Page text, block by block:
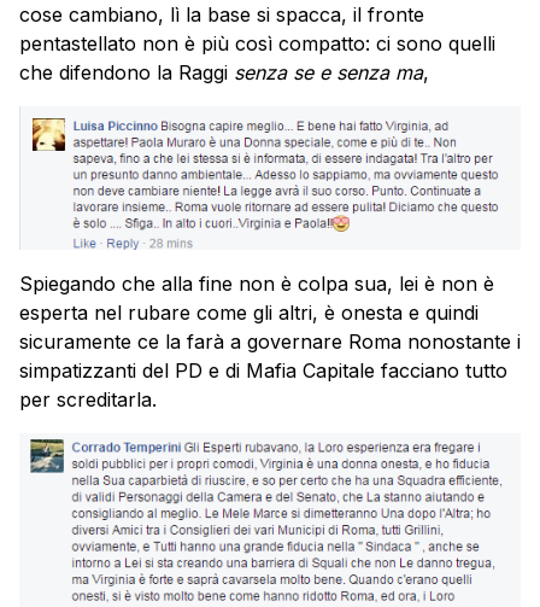
cose cambiano, lì la base si spacca, il fronte
pentastellato non è più così compatto: ci sono quelli
che difendono la Raggi senza se e senza ma,
Spiegando che alla fine non è colpa sua, lei è non è
esperta nel rubare come gli altri, è onesta e quindi
sicuramente ce la farà a governare Roma nonostante i
simpatizzanti del PD e di Mafia Capitale facciano tutto
per screditarla.